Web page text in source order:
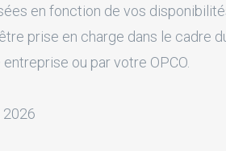
en fonction de vos
prise en charge dans le cadre
ou par votre OPCO.
2026